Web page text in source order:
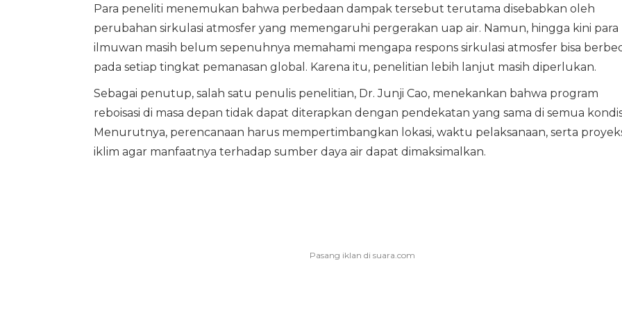
Para peneliti menemukan bahwa perbedaan dampak tersebut terutama disebabkan oleh
perubahan sirkulasi atmosfer yang memengaruhi pergerakan uap air. Namun, hingga kini para
ilmuwan masih belum sepenuhnya memahami mengapa respons sirkulasi atmosfer bisa
pada setiap tingkat pemanasan global. Karena itu, penelitian lebih lanjut masih diperlukan.
Sebagai penutup, salah satu penulis penelitian, Dr. Junji Cao, menekankan bahwa program
reboisasi di masa depan tidak dapat diterapkan dengan pendekatan yang sama di semua
Menurutnya, perencanaan harus mempertimbangkan lokasi, waktu pelaksanaan, serta
iklim agar manfaatnya terhadap sumber daya air dapat dimaksimalkan.